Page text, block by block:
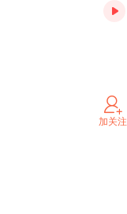
加关注